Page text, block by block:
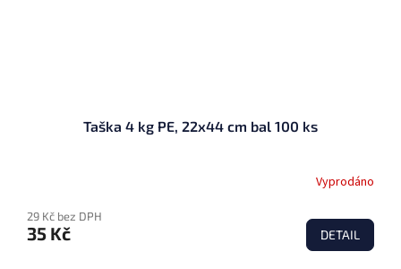
Taška 4 kg PE, 22x44 cm bal 100 ks
Vyprodáno
29 Kč bez DPH
35 Kč DETAIL